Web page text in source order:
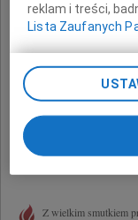
Krzysztofa Marlicza
Wyrazy głębokiego
Naszego Przyjaciela
Z żalem przyjęliśmy
Rektora Pomorskiej
Z wielkim smutkiem
reklam i treści,
Lista Zaufanych